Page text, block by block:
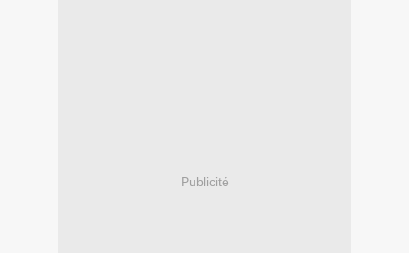
Publicité